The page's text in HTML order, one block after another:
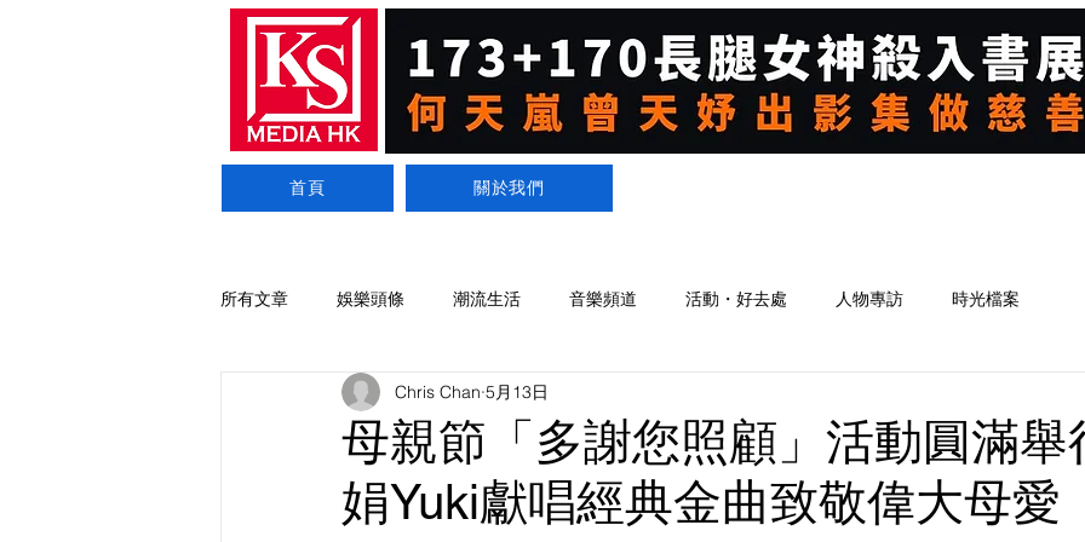
首頁 關於我們
所有文章 娛樂頭條 潮流生活 音樂頻道 活動・好去處 人物專訪 時光檔案
母親節「多謝您照顧」活動圓滿舉
娟Yuki獻唱經典金曲致敬偉大母愛
Chris Chan 5月13日